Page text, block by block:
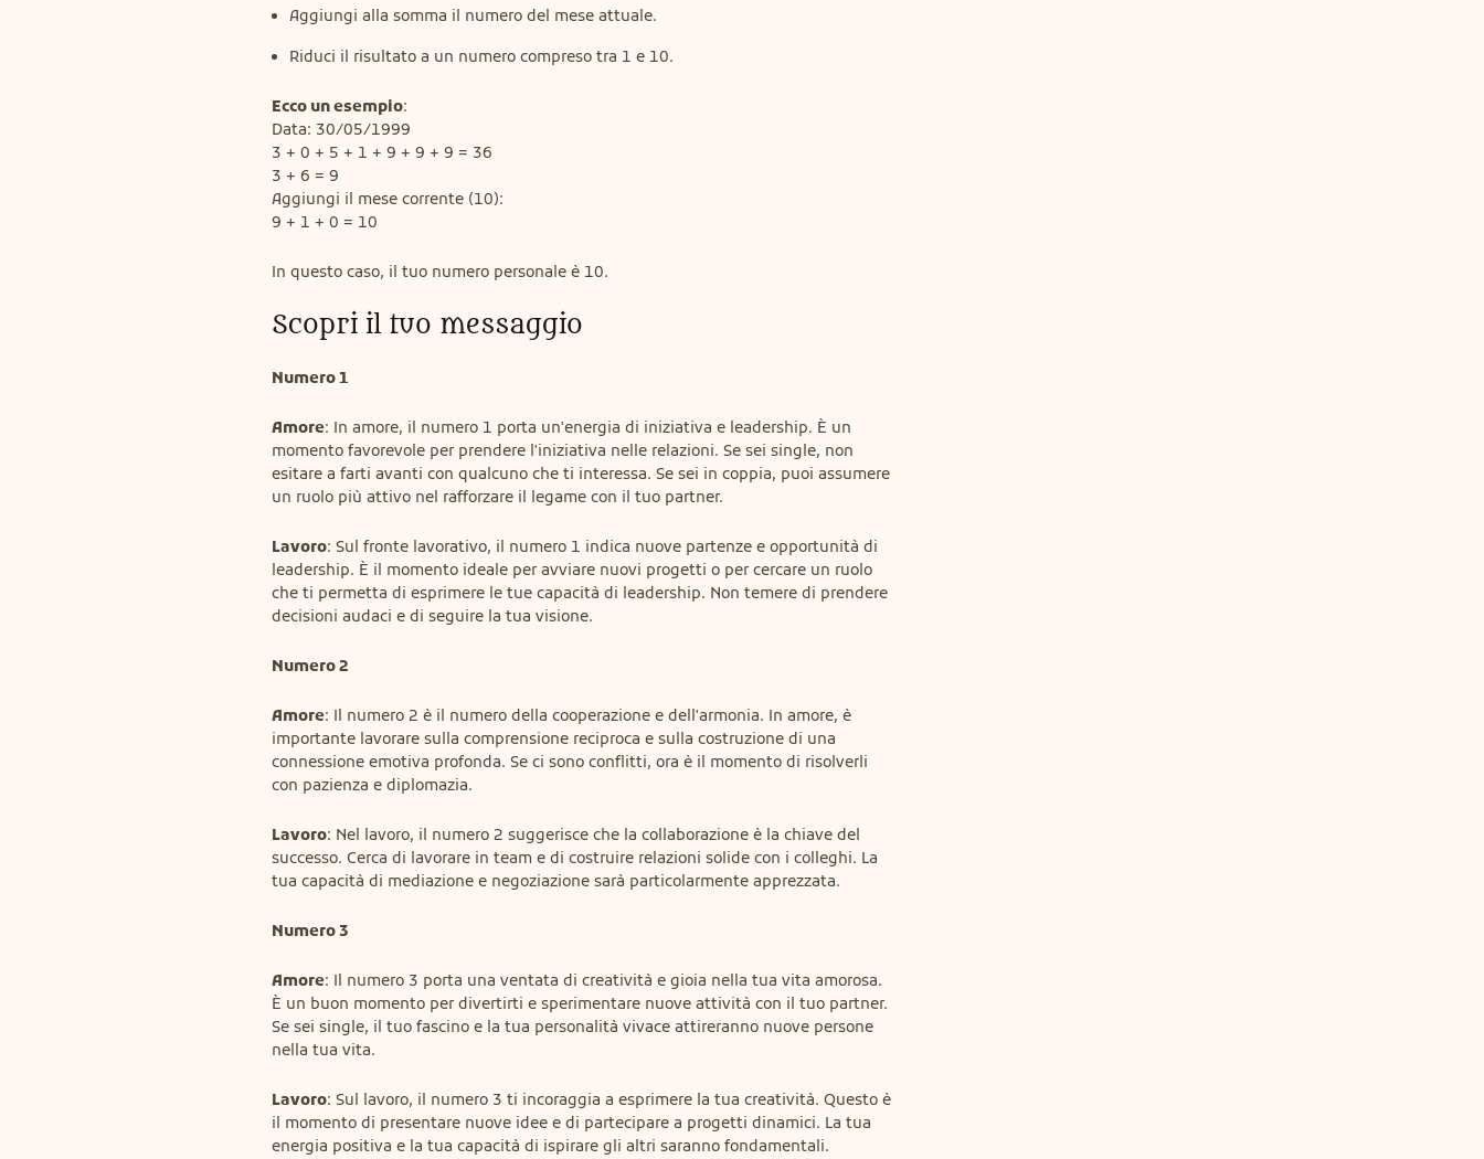
Aggiungi alla somma il numero del mese attuale.
Riduci il risultato a un numero compreso tra 1 e 10.
Ecco un esempio:
Data: 30/05/1999
3 + 0 + 5 + 1 + 9 + 9 + 9 = 36
3 + 6 = 9
Aggiungi il mese corrente (10):
9 + 1 + 0 = 10
In questo caso, il tuo numero personale è 10.
Scopri il tuo messaggio
Numero 1
Amore: In amore, il numero 1 porta un'energia di iniziativa e leadership. È un
momento favorevole per prendere l'iniziativa nelle relazioni. Se sei single, non
esitare a farti avanti con qualcuno che ti interessa. Se sei in coppia, puoi assumere
un ruolo più attivo nel rafforzare il legame con il tuo partner.
Lavoro: Sul fronte lavorativo, il numero 1 indica nuove partenze e opportunità di
leadership. È il momento ideale per avviare nuovi progetti o per cercare un ruolo
che ti permetta di esprimere le tue capacità di leadership. Non temere di prendere
decisioni audaci e di seguire la tua visione.
Numero 2
Amore: Il numero 2 è il numero della cooperazione e dell'armonia. In amore, è
importante lavorare sulla comprensione reciproca e sulla costruzione di una
connessione emotiva profonda. Se ci sono conflitti, ora è il momento di risolverli
con pazienza e diplomazia.
Lavoro: Nel lavoro, il numero 2 suggerisce che la collaborazione è la chiave del
successo. Cerca di lavorare in team e di costruire relazioni solide con i colleghi. La
tua capacità di mediazione e negoziazione sarà particolarmente apprezzata.
Numero 3
Amore: Il numero 3 porta una ventata di creatività e gioia nella tua vita amorosa.
È un buon momento per divertirti e sperimentare nuove attività con il tuo partner.
Se sei single, il tuo fascino e la tua personalità vivace attireranno nuove persone
nella tua vita.
Lavoro: Sul lavoro, il numero 3 ti incoraggia a esprimere la tua creatività. Questo è
il momento di presentare nuove idee e di partecipare a progetti dinamici. La tua
energia positiva e la tua capacità di ispirare gli altri saranno fondamentali.